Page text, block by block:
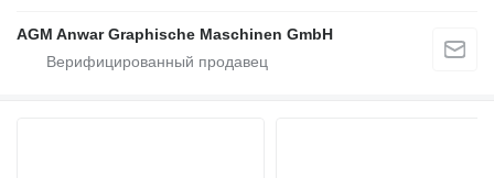
AGM Anwar Graphische Maschinen GmbH